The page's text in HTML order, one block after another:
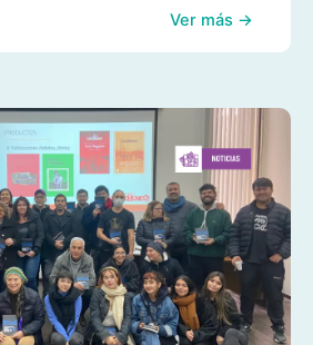
Ver más →